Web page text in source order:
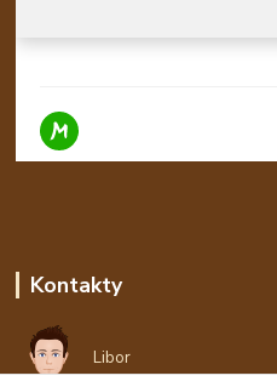
Kontakty
Libor